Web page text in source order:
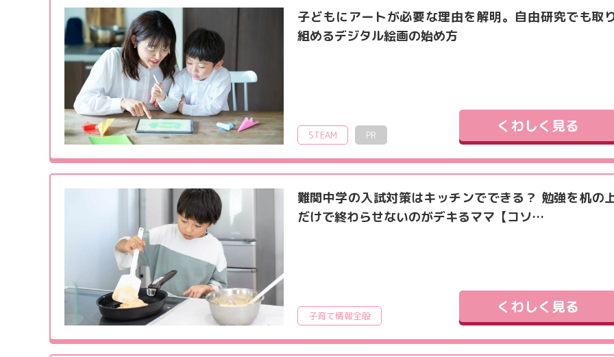
子どもにアートが必要な理由を解明。自由研究でも取
組めるデジタル絵画の始め方
STEAM PR くわしく見る
難関中学の入試対策はキッチンでできる？ 勉強を机の
だけで終わらせないのがデキるママ【コソ…
子育て情報全般 くわしく見る